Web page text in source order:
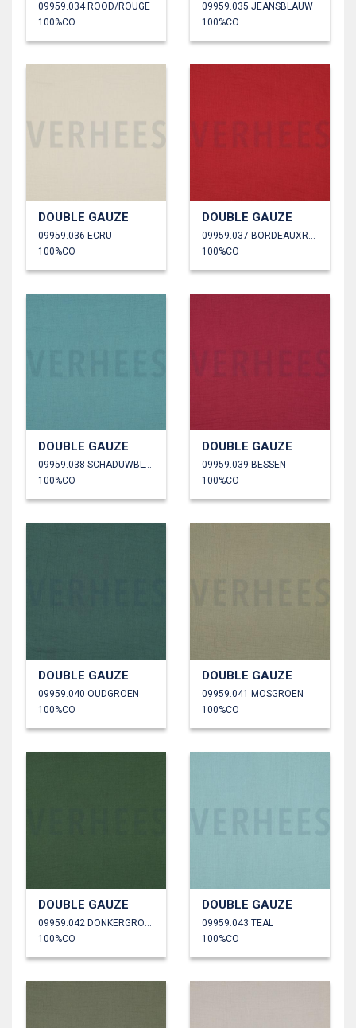
09959.034 ROOD/ROUGE
100%CO
09959.035 JEANSBLAUW
100%CO
DOUBLE GAUZE
09959.036 ECRU
100%CO
DOUBLE GAUZE
09959.037 BORDEAUXROOD
100%CO
DOUBLE GAUZE
09959.038 SCHADUWBLAUW
100%CO
DOUBLE GAUZE
09959.039 BESSEN
100%CO
DOUBLE GAUZE
09959.040 OUDGROEN
100%CO
DOUBLE GAUZE
09959.041 MOSGROEN
100%CO
DOUBLE GAUZE
09959.042 DONKERGROEN
100%CO
DOUBLE GAUZE
09959.043 TEAL
100%CO